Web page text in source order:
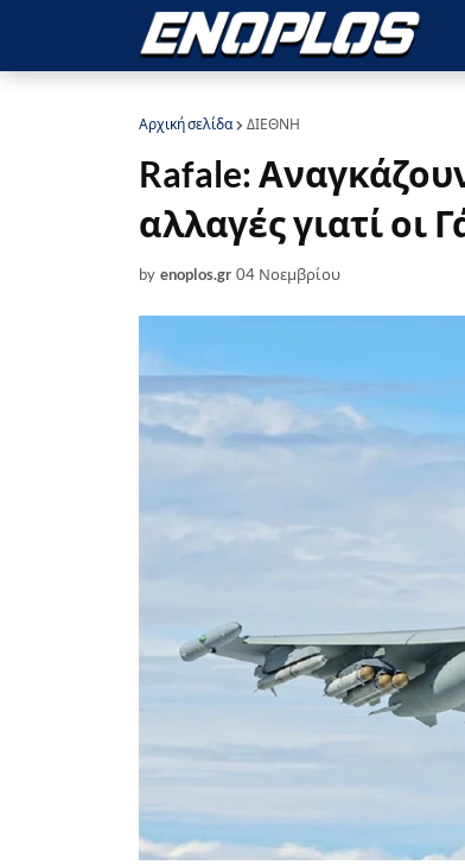
Αρχική σελίδα ΔΙΕΘΝΗ
Rafale:
αλλαγές γιατί οι
by enoplos.gr 04 Νοεμβρίου